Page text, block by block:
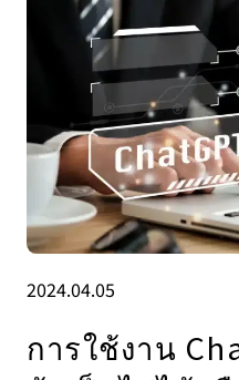
2024.04.05
การใช้งาน